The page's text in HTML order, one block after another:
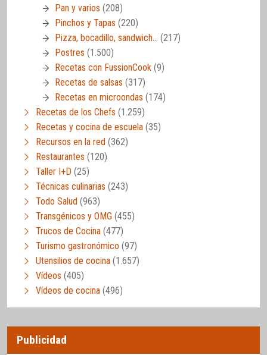
Pan y varios (208)
Pinchos y Tapas (220)
Pizza, bocadillo, sandwich… (217)
Postres (1.500)
Recetas con FussionCook (9)
Recetas de salsas (317)
Recetas en microondas (174)
Recetas de los Chefs (1.259)
Recetas y cocina de escuela (35)
Recursos en la red (362)
Restaurantes (120)
Taller I+D (25)
Técnicas culinarias (243)
Todo Salud (963)
Transgénicos y OMG (455)
Trucos de Cocina (477)
Turismo gastronómico (97)
Utensilios de cocina (1.657)
Vídeos (405)
Vídeos de cocina (496)
Publicidad